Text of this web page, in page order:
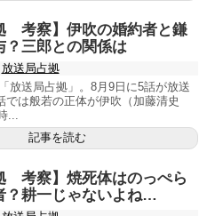
考察】伊吹の婚約者と鎌
？三郎との関係は
放送局占拠
放送局占拠」。8月9日に5話が放送
では般若の正体が伊吹（加藤清史
...
記事を読む
考察】焼死体はのっぺら
？耕一じゃないよね…